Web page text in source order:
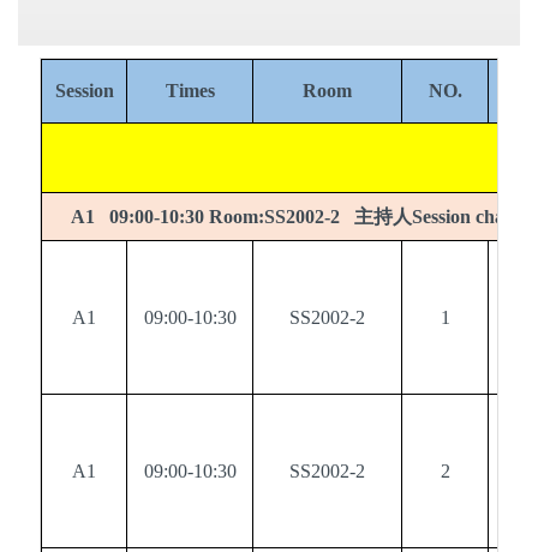
Session Times Room NO.
A1 09:00-10:30 Room:SS2002-2 主持人Session chair
A1 09:00-10:30 SS2002-2 1
A1 09:00-10:30 SS2002-2 2